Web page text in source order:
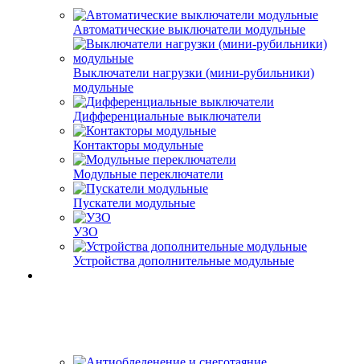
Автоматические выключатели модульные
Выключатели нагрузки (мини-рубильники)
модульные
Дифференциальные выключатели
Контакторы модульные
Модульные переключатели
Пускатели модульные
УЗО
Устройства дополнительные модульные